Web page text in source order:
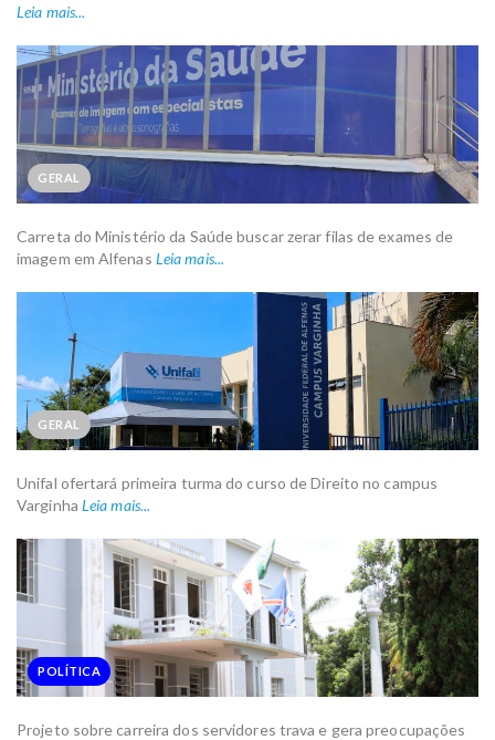
Leia mais...
GERAL
Carreta do Ministério da Saúde buscar zerar filas de exames de
imagem em Alfenas Leia mais...
GERAL
Unifal ofertará primeira turma do curso de Direito no campus
Varginha Leia mais...
POLÍTICA
Projeto sobre carreira dos servidores trava e gera preocupações